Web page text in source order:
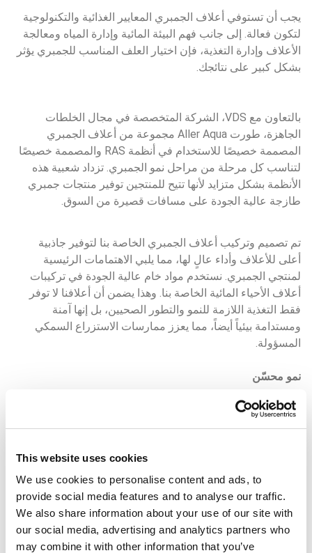
This website uses cookies
We use cookies to personalise content and ads, to
provide social media features and to analyse our traffic.
We also share information about your use of our site with
our social media, advertising and analytics partners who
may combine it with other information that you’ve
يجب أن تستوفي أعلاف الجمبري المعايير الغذائية والتكنولوجية
لتكون فعالة. إلى جانب فهم البيئة المائية وإدارة المياه ومعالجة
الأعلاف وإدارة التغذية، فإن اختيار العلف المناسب للجمبري يؤثر
بشكل كبير على نتائجك.
بالتعاون مع VDS، الشركة المتخصصة في مجال الخلطات
الجاهزة، طورت Aller Aqua مجموعة من أعلاف الجمبري
المصممة خصيصًا للاستخدام في أنظمة RAS والمصممة خصيصًا
لتناسب كل مرحلة من مراحل نمو الجمبري. تزداد شعبية هذه
الأنظمة بشكل متزايد لأنها تتيح للمنتجين توفير منتجات جمبري
طازجة عالية الجودة على مسافات قصيرة من السوق.
تم تصميم وتركيب أعلاف الجمبري الخاصة بنا لتوفير جاذبية
أعلى للأعلاف وأداء عالٍ لها، مما يلبي الاهتمامات الرئيسية
لمنتجي الجمبري. نستخدم مواد خام عالية الجودة في تركيبات
أعلاف الأحياء المائية الخاصة بنا. وهذا يضمن أن أعلافنا لا توفر
فقط التغذية اللازمة للنمو والتطور الصحيين، بل إنها آمنة
ومستدامة بيئياً أيضاً، مما يعزز ممارسات الاستزراع السمكي
المسؤولة.
نمو محسّن
لضمان النمو، تعد الجاذبية والطعم من العوامل الرئيسية.
لقد اختبرنا ولاحظنا زيادة في الشهية والنمو باستخدام بروتينات
صحة جيدة
لضمان نمو صحي، نستخدم إضافات وظيفية، مثل الأحماض
الأمينية الحرة، البروبيوتيك، البيتا جلوكان، مانانوليجوساكاريد
والأحماض النووية.